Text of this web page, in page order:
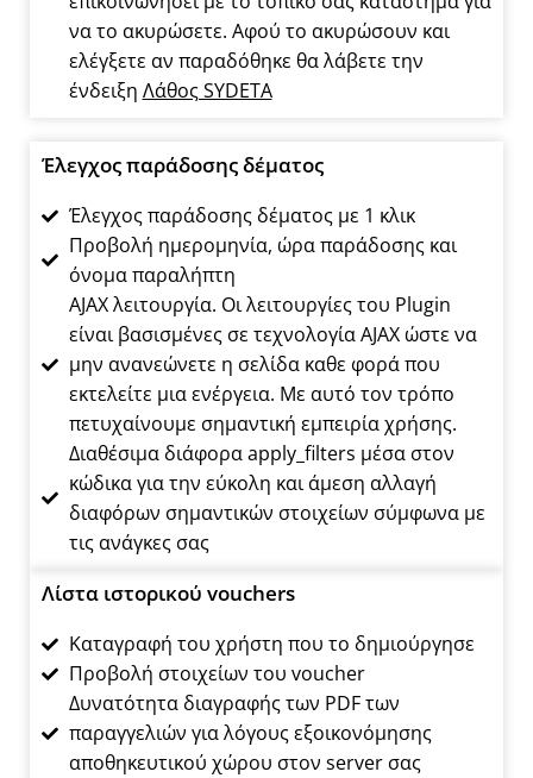
να το ακυρώσετε. Αφού το ακυρώσουν και
ελέγξετε αν παραδόθηκε θα λάβετε την
ένδειξη Λάθος SYDETA
Έλεγχος παράδοσης δέματος
Έλεγχος παράδοσης δέματος με 1 κλικ
Προβολή ημερομηνία, ώρα παράδοσης και
όνομα παραλήπτη
AJAX λειτουργία. Οι λειτουργίες του Plugin
είναι βασισμένες σε τεχνολογία AJAX ώστε να
μην ανανεώνετε η σελίδα καθε φορά που
εκτελείτε μια ενέργεια. Με αυτό τον τρόπο
πετυχαίνουμε σημαντική εμπειρία χρήσης.
Διαθέσιμα διάφορα apply_filters μέσα στον
κώδικα για την εύκολη και άμεση αλλαγή
διαφόρων σημαντικών στοιχείων σύμφωνα με
τις ανάγκες σας
Λίστα ιστορικού vouchers
Καταγραφή του χρήστη που το δημιούργησε
Προβολή στοιχείων του voucher
Δυνατότητα διαγραφής των PDF των
παραγγελιών για λόγους εξοικονόμησης
αποθηκευτικού χώρου στον server σας